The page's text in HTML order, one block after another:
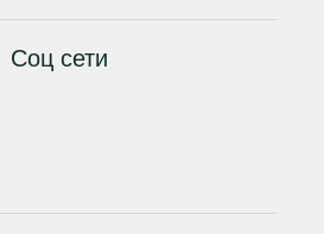
Соц сети